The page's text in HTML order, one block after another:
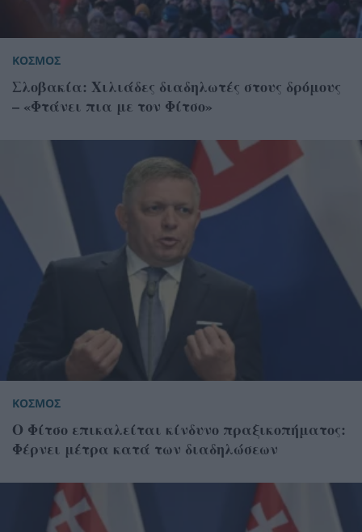
ΚΟΣΜΟΣ
Σλοβακία: Χιλιάδες διαδηλωτές στους δρόμους
– «Φτάνει πια με τον Φίτσο»
ΚΟΣΜΟΣ
Ο Φίτσο επικαλείται κίνδυνο πραξικοπήματος:
Φέρνει μέτρα κατά των διαδηλώσεων